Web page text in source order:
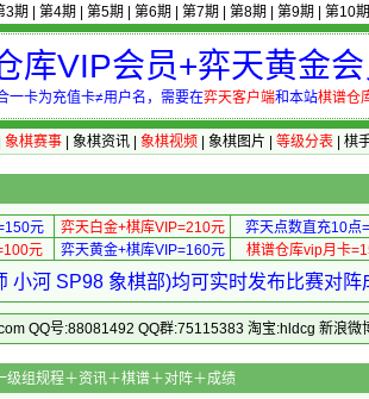
3期 第4期 第5期 第6期 第7期 第8期 第9期 第10期
库VIP会员+弈天黄金
一卡为充值卡≠用户名，需要在弈天客户端和本站棋谱仓
象棋赛事| 象棋资讯| 象棋视频 象棋图片 等级分表| 棋
元 弈天白金+棋库VIP=210元 弈天点数直充10点
元 弈天黄金+棋库VIP=160元 棋谱仓库vip月卡
小河 SP98 象棋部)均可实时发布比赛对
QQ号:88081492 QQ群:75115383 淘宝:hldcg 新浪微
站)国标一级组规程＋资讯＋棋谱＋对阵＋成